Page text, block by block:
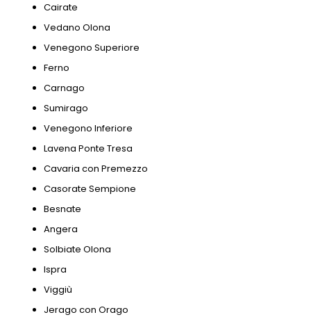
Cairate
Vedano Olona
Venegono Superiore
Ferno
Carnago
Sumirago
Venegono Inferiore
Lavena Ponte Tresa
Cavaria con Premezzo
Casorate Sempione
Besnate
Angera
Solbiate Olona
Ispra
Viggiù
Jerago con Orago